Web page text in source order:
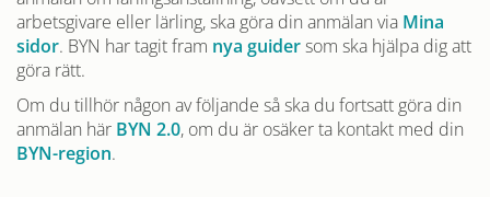
arbetsgivare eller lärling, ska göra din anmälan via Mina
sidor. BYN har tagit fram nya guidersom ska hjälpa dig att
göra rätt.
Om du tillhör någon av följande så ska du fortsatt göra din
anmälan här BYN 2.0, om du är osäker ta kontakt med din
BYN-region.